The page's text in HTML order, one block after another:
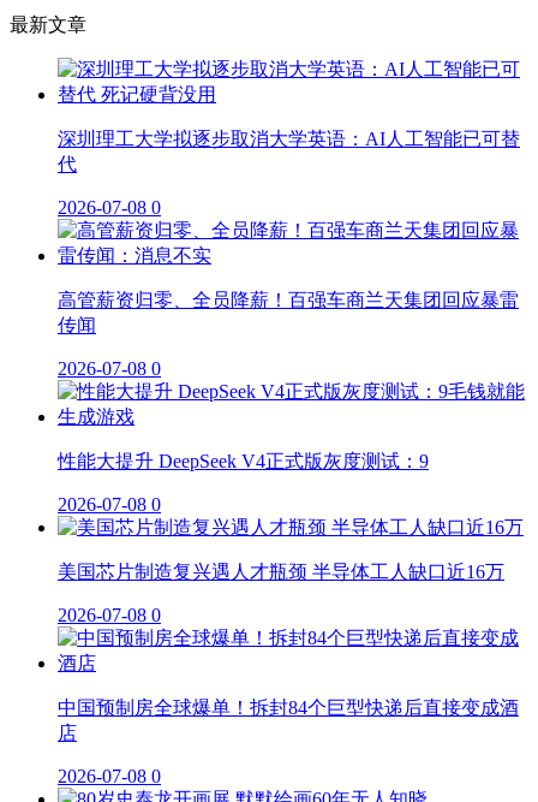
最新文章
深圳理工大学拟逐步取消大学英语：AI人工智能已可替
代
2026-07-08 0
高管薪资归零、全员降薪！百强车商兰天集团回应暴雷
传闻
2026-07-08 0
性能大提升 DeepSeek V4正式版灰度测试：9
2026-07-08 0
美国芯片制造复兴遇人才瓶颈 半导体工人缺口近16万
2026-07-08 0
中国预制房全球爆单！拆封84个巨型快递后直接变成酒
店
2026-07-08 0